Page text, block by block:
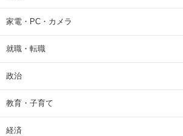
家電・PC・カメラ
就職・転職
政治
教育・子育て
経済